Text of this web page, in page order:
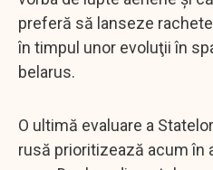
preferă să lanseze
în timpul unor evoluţii în
belarus.
O ultimă evaluare a
rusă prioritizează acum în